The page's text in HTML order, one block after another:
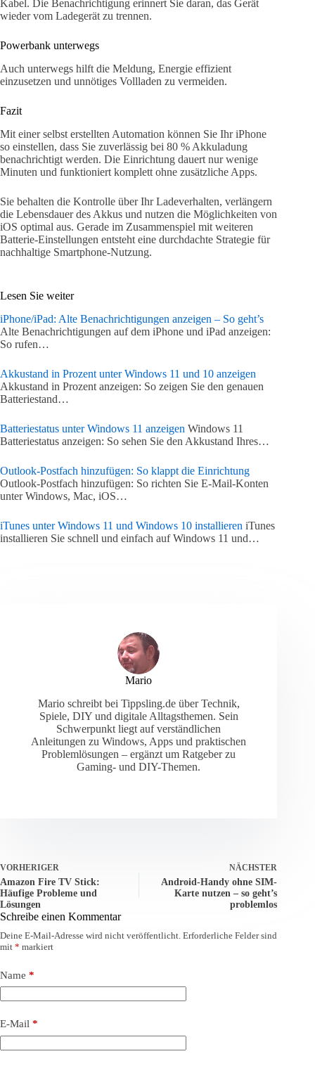
Kabel. Die Benachrichtigung erinnert Sie daran, das Gerät
wieder vom Ladegerät zu trennen.
Powerbank unterwegs
Auch unterwegs hilft die Meldung, Energie effizient
einzusetzen und unnötiges Vollladen zu vermeiden.
Fazit
Mit einer selbst erstellten Automation können Sie Ihr iPhone
so einstellen, dass Sie zuverlässig bei 80 % Akkuladung
benachrichtigt werden. Die Einrichtung dauert nur wenige
Minuten und funktioniert komplett ohne zusätzliche Apps.
Sie behalten die Kontrolle über Ihr Ladeverhalten, verlängern
die Lebensdauer des Akkus und nutzen die Möglichkeiten von
iOS optimal aus. Gerade im Zusammenspiel mit weiteren
Batterie-Einstellungen entsteht eine durchdachte Strategie für
nachhaltige Smartphone-Nutzung.
Lesen Sie weiter
iPhone/iPad: Alte Benachrichtigungen anzeigen – So geht’s
Alte Benachrichtigungen auf dem iPhone und iPad anzeigen:
So rufen…
Akkustand in Prozent unter Windows 11 und 10 anzeigen
Akkustand in Prozent anzeigen: So zeigen Sie den genauen
Batteriestand…
Batteriestatus unter Windows 11 anzeigen Windows 11
Batteriestatus anzeigen: So sehen Sie den Akkustand Ihres…
Outlook-Postfach hinzufügen: So klappt die Einrichtung
Outlook-Postfach hinzufügen: So richten Sie E-Mail-Konten
unter Windows, Mac, iOS…
iTunes unter Windows 11 und Windows 10 installieren iTunes
installieren Sie schnell und einfach auf Windows 11 und…
Mario
Mario schreibt bei Tippsling.de über Technik,
Spiele, DIY und digitale Alltagsthemen. Sein
Schwerpunkt liegt auf verständlichen
Anleitungen zu Windows, Apps und praktischen
Problemlösungen – ergänzt um Ratgeber zu
Gaming- und DIY-Themen.
VORHERIGER
Amazon Fire TV Stick:
Häufige Probleme und
Lösungen
NÄCHSTER
Android-Handy ohne SIM-
Karte nutzen – so geht’s
problemlos
Schreibe einen Kommentar
Deine E-Mail-Adresse wird nicht veröffentlicht. Erforderliche Felder sind
mit * markiert
Name *
E-Mail *